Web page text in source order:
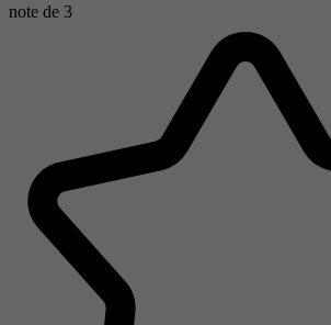
note de 3